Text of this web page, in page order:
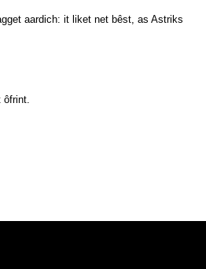
aardich: it liket net bêst, as Astriks
ôfrint.